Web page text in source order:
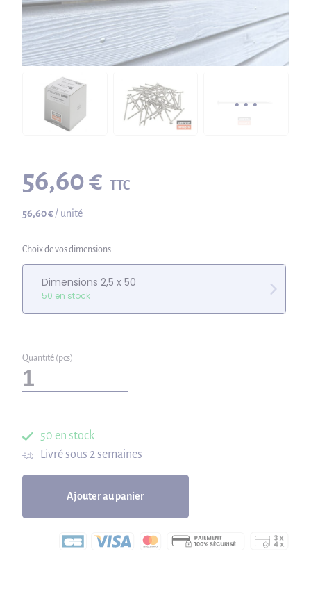
56,60 € TTC
56,60 € / unité
Choix de vos dimensions
Dimensions 2,5 x 50
50 en stock
Quantité (pcs)
50 en stock
Livré sous 2 semaines
Ajouter au panier